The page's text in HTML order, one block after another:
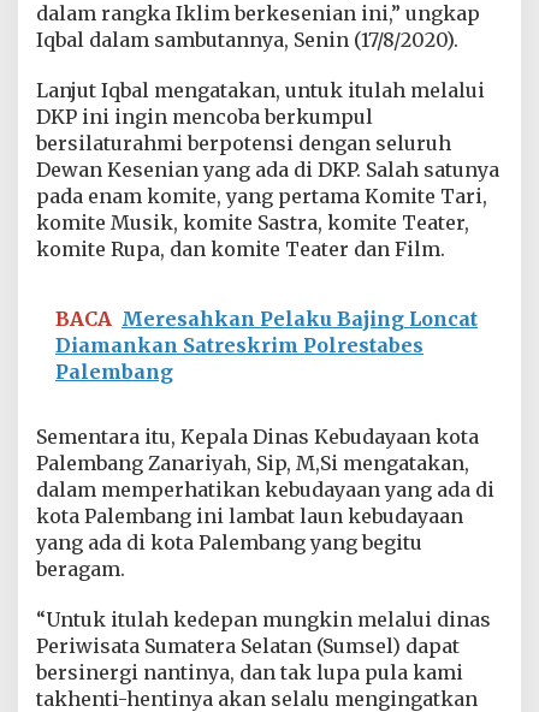
s
a
a
n
d
e
m
i
C
o
-
1
dalam rangka Iklim berkesenian ini,” ungkap
Iqbal dalam sambutannya, Senin (17/8/2020).
Lanjut Iqbal mengatakan, untuk itulah melalui
DKP ini ingin mencoba berkumpul
bersilaturahmi berpotensi dengan seluruh
Dewan Kesenian yang ada di DKP. Salah satunya
pada enam komite, yang pertama Komite Tari,
komite Musik, komite Sastra, komite Teater,
komite Rupa, dan komite Teater dan Film.
BACA Meresahkan Pelaku Bajing Loncat
Diamankan Satreskrim Polrestabes
Palembang
Sementara itu, Kepala Dinas Kebudayaan kota
Palembang Zanariyah, Sip, M,Si mengatakan,
dalam memperhatikan kebudayaan yang ada di
kota Palembang ini lambat laun kebudayaan
yang ada di kota Palembang yang begitu
beragam.
“Untuk itulah kedepan mungkin melalui dinas
Periwisata Sumatera Selatan (Sumsel) dapat
bersinergi nantinya, dan tak lupa pula kami
takhenti-hentinya akan selalu mengingatkan